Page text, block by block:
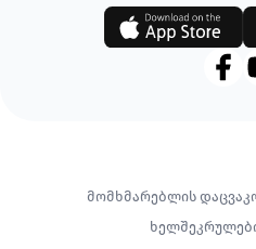
მომხმარებლის დაცვა